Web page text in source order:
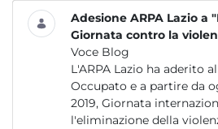
Adesione ARPA Lazio a
Giornata contro la
Voce Blog
L'ARPA Lazio ha aderito
Occupato e a partire da
2019, Giornata
l'eliminazione della